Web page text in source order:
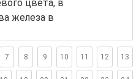
цвета, в
железа в
7 8 9 10 11 12 13